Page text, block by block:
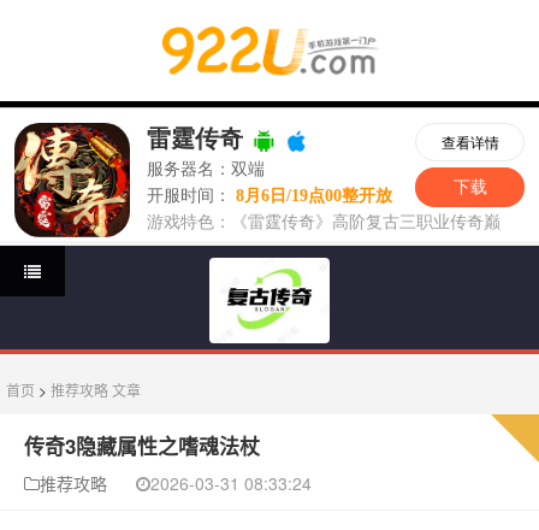
首页 > 推荐攻略文章
传奇3隐藏属性之嗜魂法杖
推荐攻略 2026-03-31 08:33:24